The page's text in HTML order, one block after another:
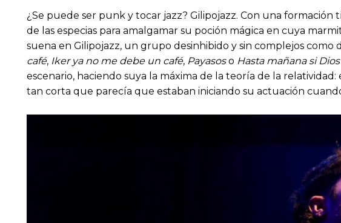
¿Se puede ser punk y tocar jazz? Gilipojazz. Con una
de las especias para amalgamar su poción mágica en cuya
suena en Gilipojazz, un grupo desinhibido y sin complejos
café, Iker ya no me debe un café, Payasoso Hasta mañana si
escenario, haciendo suya la máxima de la teoría de la
tan corta que parecía que estaban iniciando su actuación